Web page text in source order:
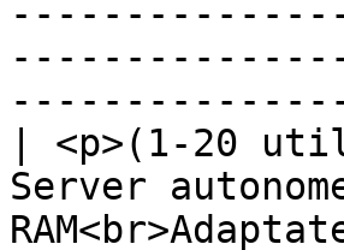
| <p>(1-20
Server